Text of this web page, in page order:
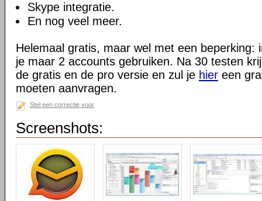
Skype integratie.
En nog veel meer.
Helemaal gratis, maar wel met een beperking:
je maar 2 accounts gebruiken. Na 30 testen
de gratis en de pro versie en zul je hier een
moeten aanvragen.
Stel een correctie voor
Screenshots: